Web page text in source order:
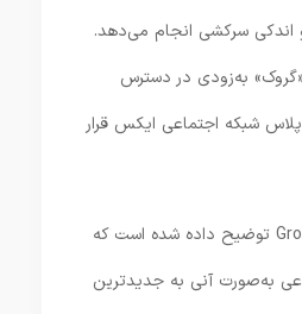
سرکشی انجام می‌دهد.
به‌زودی در دسترس
پلاس شبکه اجتماعی ایکس قرار
درباره Grok توضیح داده شده است که
به‌صورت آنی به جدیدترین